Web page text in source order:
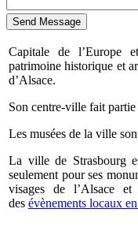
Send Message
Capitale de l’Europe
patrimoine historique et
d’Alsace.
Son centre-ville fait
Les musées de la ville
La ville de Strasbourg
seulement pour ses
visages de l’Alsace
des évènements locaux